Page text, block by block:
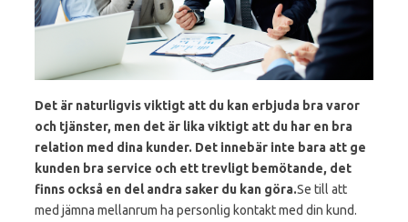
Det är naturligvis viktigt att du kan erbjuda bra varor
och tjänster, men det är lika viktigt att du har en bra
relation med dina kunder. Det innebär inte bara att ge
kunden bra service och ett trevligt bemötande, det
finns också en del andra saker du kan göra.Se till att
med jämna mellanrum ha personlig kontakt med din kund.